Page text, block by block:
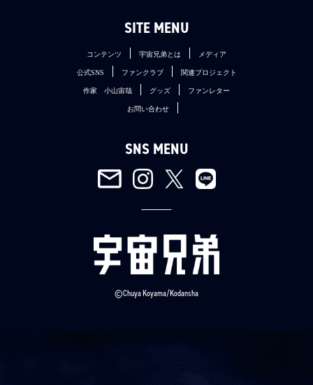
SITE MENU
コンテンツ 宇宙兄弟とは メディア
公式SNS ファンクラブ 関連プロジェクト
作家 小山宙哉 グッズ ファンレター
お問い合わせ
SNS MENU
©Chuya Koyama/Kodansha